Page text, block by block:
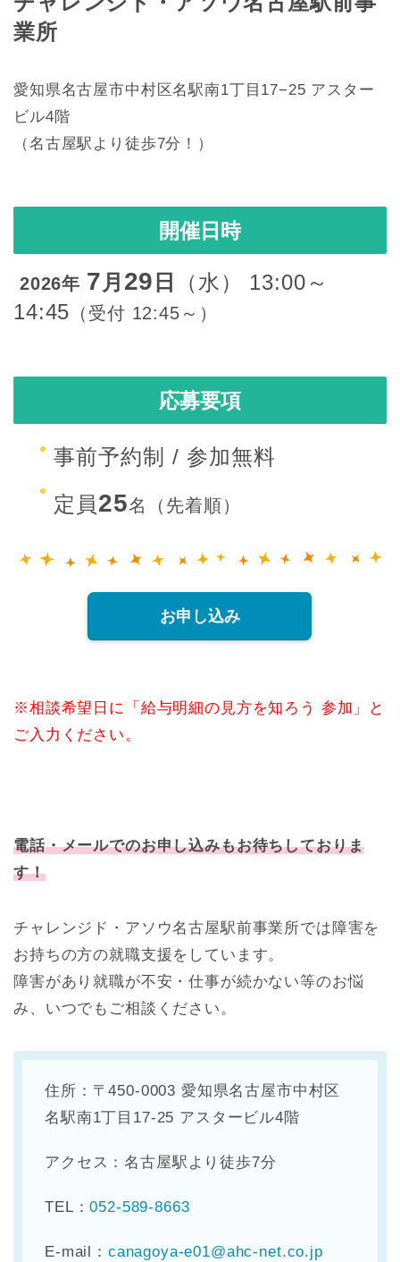
業所
愛知県名古屋市中村区名駅南1丁目17−25 アスター
ビル4階
（名古屋駅より徒歩7分！）
開催日時
2026年 7 月 29 日
（水） 13:00～
14:45 （受付 12:45～）
応募要項
事前予約制 / 参加無料
定員25名（先着順）
お申し込み
※相談希望日に「給与明細の見方を知ろう 参加」と
ご入力ください。
電話・メールでのお申し込みもお待ちしておりま
す！
チャレンジド・アソウ名古屋駅前事業所では障害を
お持ちの方の就職支援をしています。
障害があり就職が不安・仕事が続かない等のお悩
み、いつでもご相談ください。
住所：〒450-0003 愛知県名古屋市中村区
名駅南1丁目17-25 アスタービル4階
アクセス：名古屋駅より徒歩7分
TEL：052-589-8663
E-mail： canagoya-e01@ahc-net.co.jp